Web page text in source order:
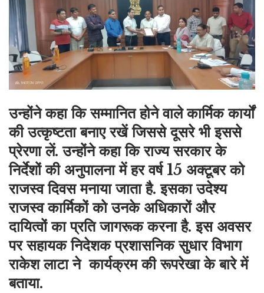
उन्होंने कहा कि सम्मानित होने वाले कार्मिक कार्यों
की उत्कृष्टता बनाए रखें जिससे दूसरे भी इससे
प्रेरणा लें. उन्होंने कहा कि राज्य सरकार के
निर्देशों की अनुपालना में हर वर्ष 15 अक्टूबर को
राजस्व दिवस मनाया जाता है. इसका उदेश्य
राजस्व कार्मिकों को उनके अधिकारों और
दायित्वों का प्रति जागरूक करना है. इस अवसर
पर सहायक निदेशक प्रशासनिक सुधार विभाग
राकेश लाटा ने कार्यक्रम की रूपरेखा के बारे में
बताया.